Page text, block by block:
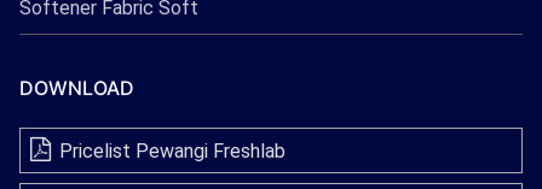
Softener Fabric Soft
DOWNLOAD
Pricelist Pewangi Freshlab